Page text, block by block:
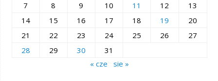
7
8 9 10 11 12
13
14
15 16 17 18 19
20
21
22 23 24 25 26
27
28
29 30
31
« cze
sie »